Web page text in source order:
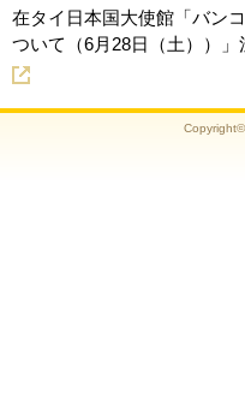
在タイ日本国大使館「バン
ついて（6月28日（土））